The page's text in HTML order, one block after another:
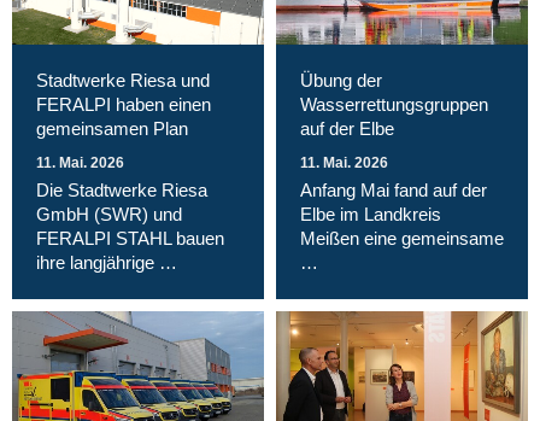
Stadtwerke Riesa und
FERALPI haben einen
gemeinsamen Plan
11. Mai. 2026
Die Stadtwerke Riesa
GmbH (SWR) und
FERALPI STAHL bauen
ihre langjährige …
Übung der
Wasserrettungsgruppen
auf der Elbe
11. Mai. 2026
Anfang Mai fand auf der
Elbe im Landkreis
Meißen eine gemeinsame
…